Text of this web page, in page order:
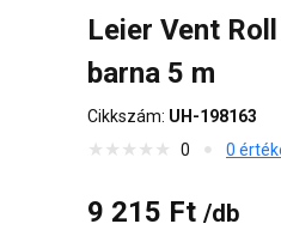
Leier Vent
barna 5 m
Cikkszám: UH-198163
0
0
9 215 Ft /db